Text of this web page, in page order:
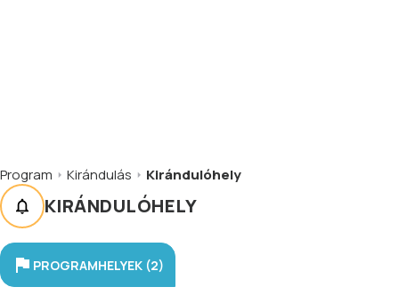
Program Kirándulás Kirándulóhely
KIRÁNDULÓHELY
PROGRAMHELYEK (2)